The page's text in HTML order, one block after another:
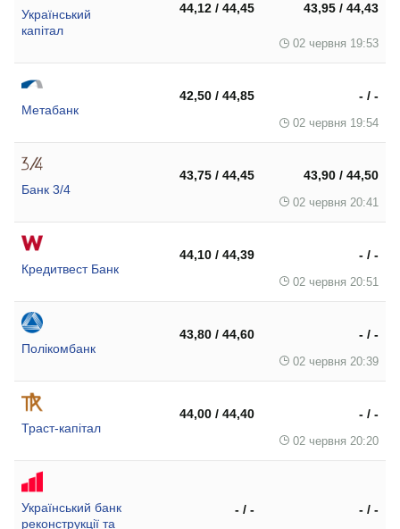
Український
капітал
44,12 / 44,45 43,95 / 44,43
02 червня 19:53
Метабанк
42,50 / 44,85 - / -
02 червня 19:54
Банк 3/4
43,75 / 44,45 43,90 / 44,50
02 червня 20:41
Кредитвест Банк
44,10 / 44,39 - / -
02 червня 20:51
Полікомбанк
43,80 / 44,60 - / -
02 червня 20:39
Траст-капітал
44,00 / 44,40 - / -
02 червня 20:20
Український банк
реконструкції та
- / - - / -